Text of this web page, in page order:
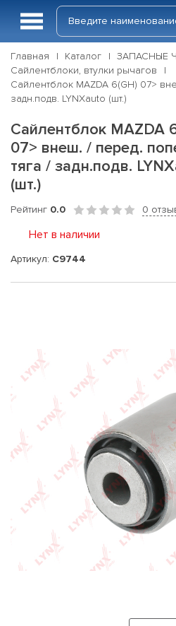
Главная Каталог ЗАПАСНЫЕ
Сайлентблоки, втулки рычагов
Сайлентблок MAZDA 6(GH) 07>
задн.подв. LYNXauto (шт.)
Сайлентблок MAZDA
07> внеш. / перед.
тяга / задн.подв.
(шт.)
Рейтинг 0.0 0
Нет в наличии
Артикул: C9744